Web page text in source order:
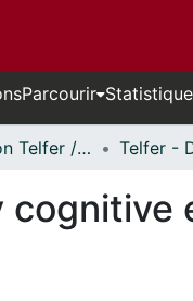
Parcourir
École de gestion Telfer // Telfer School of Management
cognitive